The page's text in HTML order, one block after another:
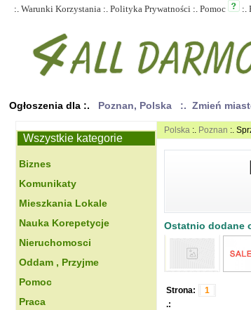
:. Warunki Korzystania :. Polityka Prywatności :. Pomoc :.
Ogłoszenia dla :. Poznan, Polska :. Zmień
Wszystkie kategorie
Biznes
Komunikaty
Mieszkania Lokale
Nauka Korepetycje
Nieruchomosci
Oddam , Przyjme
Pomoc
Praca
Polska :. Poznan :.
Ostatnio dodane
Strona:
1
.: